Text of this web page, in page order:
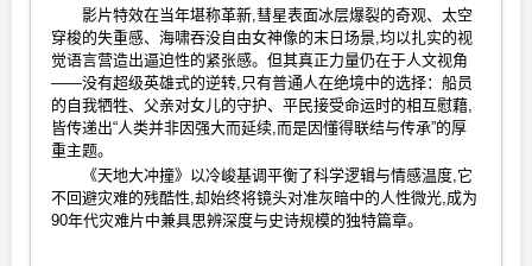
影片特效在当年堪称革新,彗星表面冰层爆裂的奇观、太空
穿梭的失重感、海啸吞没自由女神像的末日场景,均以扎实的视
觉语言营造出逼迫性的紧张感。但其真正力量仍在于人文视角
——没有超级英雄式的逆转,只有普通人在绝境中的选择：船员
的自我牺牲、父亲对女儿的守护、平民接受命运时的相互慰藉,
皆传递出“人类并非因强大而延续,而是因懂得联结与传承”的厚
重主题。
《天地大冲撞》以冷峻基调平衡了科学逻辑与情感温度,它
不回避灾难的残酷性,却始终将镜头对准灰暗中的人性微光,成为
90年代灾难片中兼具思辨深度与史诗规模的独特篇章。